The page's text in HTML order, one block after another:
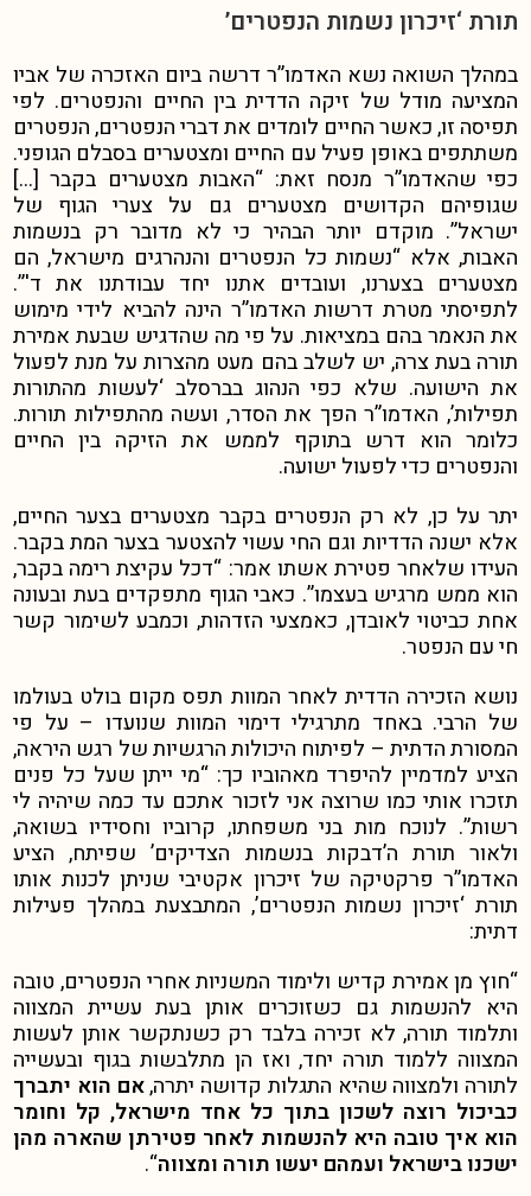
תורת ‘זיכרון נשמות הנפטרים’
במהלך השואה נשא האדמו”ר דרשה ביום האזכרה של אביו
המציעה מודל של זיקה הדדית בין החיים והנפטרים. לפי
תפיסה זו, כאשר החיים לומדים את דברי הנפטרים, הנפטרים
משתתפים באופן פעיל עם החיים ומצטערים בסבלם הגופני.
כפי שהאדמו”ר מנסח זאת: “האבות מצטערים בקבר […]
שגופיהם הקדושים מצטערים גם על צערי הגוף של
ישראל”. מוקדם יותר הבהיר כי לא מדובר רק בנשמות
האבות, אלא “נשמות כל הנפטרים והנהרגים מישראל, הם
מצטערים בצערנו, ועובדים אתנו יחד עבודתנו את ד'”.
לתפיסתי מטרת דרשות האדמו”ר הינה להביא לידי מימוש
את הנאמר בהם במציאות. על פי מה שהדגיש שבעת אמירת
תורה בעת צרה, יש לשלב בהם מעט מהצרות על מנת לפעול
את הישועה. שלא כפי הנהוג בברסלב ‘לעשות מהתורות
תפילות’, האדמו”ר הפך את הסדר, ועשה מהתפילות תורות.
כלומר הוא דרש בתוקף לממש את הזיקה בין החיים
והנפטרים כדי לפעול ישועה.
יתר על כן, לא רק הנפטרים בקבר מצטערים בצער החיים,
אלא ישנה הדדיות וגם החי עשוי להצטער בצער המת בקבר.
העידו שלאחר פטירת אשתו אמר: “דכל עקיצת רימה בקבר,
הוא ממש מרגיש בעצמו”. כאבי הגוף מתפקדים בעת ובעונה
אחת כביטוי לאובדן, כאמצעי הזדהות, וכמבע לשימור קשר
חי עם הנפטר.
נושא הזכירה הדדית לאחר המוות תפס מקום בולט בעולמו
של הרבי. באחד מתרגילי דימוי המוות שנועדו – על פי
המסורת הדתית – לפיתוח היכולות הרגשיות של רגש היראה,
הציע למדמיין להיפרד מאהוביו כך: “מי ייתן שעל כל פנים
תזכרו אותי כמו שרוצה אני לזכור אתכם עד כמה שיהיה לי
רשות”. לנוכח מות בני משפחתו, קרוביו וחסידיו בשואה,
ולאור תורת ה’דבקות בנשמות הצדיקים’ שפיתח, הציע
האדמו”ר פרקטיקה של זיכרון אקטיבי שניתן לכנות אותו
תורת ‘זיכרון נשמות הנפטרים’, המתבצעת במהלך פעילות
דתית:
“חוץ מן אמירת קדיש ולימוד המשניות אחרי הנפטרים, טובה
היא להנשמות גם כשזוכרים אותן בעת עשיית המצווה
ותלמוד תורה, לא זכירה בלבד רק כשנתקשר אותן לעשות
המצווה ללמוד תורה יחד, ואז הן מתלבשות בגוף ובעשייה
לתורה ולמצווה שהיא התגלות קדושה יתרה,אם הוא יתברך
כביכול רוצה לשכון בתוך כל אחד מישראל, קל וחומר
הוא איך טובה היא להנשמות לאחר פטירתן שהארה מהן
ישכנו בישראל ועמהם יעשו תורה ומצווה“.